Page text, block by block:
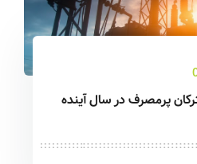
پرمصرف در سال آینده